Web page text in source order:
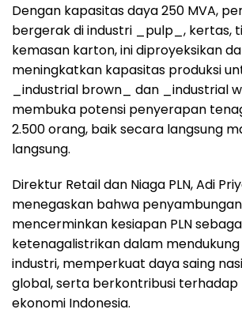
Dengan kapasitas daya 250 MVA,
bergerak di industri _pulp_, kertas,
kemasan karton, ini diproyeksikan
meningkatkan kapasitas produksi
_industrial brown_ dan _industrial
membuka potensi penyerapan
2.500 orang, baik secara langsung
langsung.
Direktur Retail dan Niaga PLN, Adi
menegaskan bahwa
mencerminkan kesiapan PLN
ketenagalistrikan dalam
industri, memperkuat daya saing
global, serta berkontribusi
ekonomi Indonesia.